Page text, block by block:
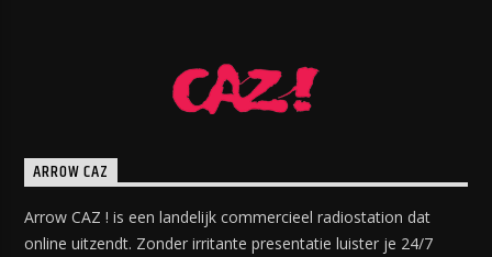
ARROW CAZ
Arrow CAZ ! is een landelijk commercieel radiostation dat
online uitzendt. Zonder irritante presentatie luister je 24/7